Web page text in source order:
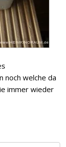
noch welche da
immer wieder